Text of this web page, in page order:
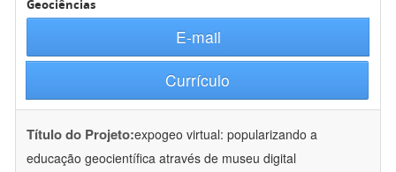
Geociências
E-mail
Currículo
Título do Projeto:expogeo virtual: popularizando a
educação geocientífica através de museu digital